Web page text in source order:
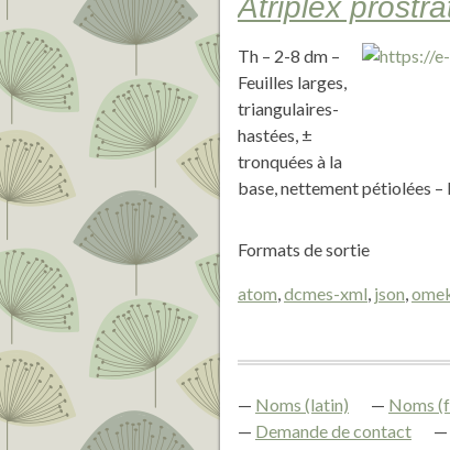
Atriplex
Th – 2-8 dm –
Feuilles larges,
triangulaires-
hastées, ±
tronquées à la
base, nettement pétiolées –
Formats de sortie
atom,dcmes-xml, json,
Noms (latin) Noms
Demande de contact